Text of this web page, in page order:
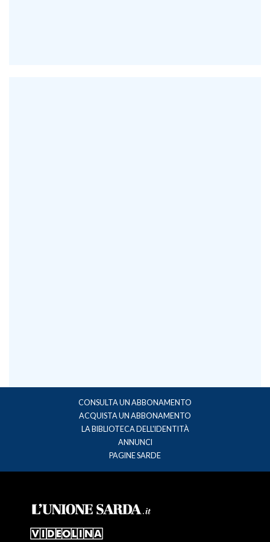
CONSULTA UN ABBONAMENTO
ACQUISTA UN ABBONAMENTO
LA BIBLIOTECA DELL'IDENTITÀ
ANNUNCI
PAGINE SARDE